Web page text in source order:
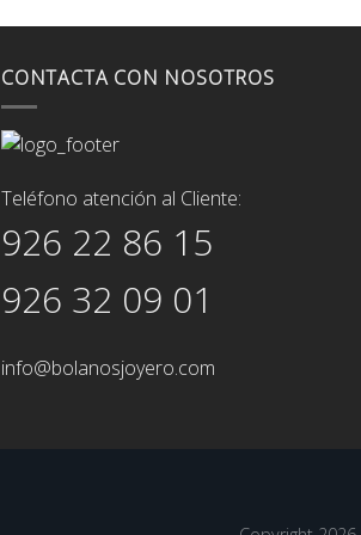
CONTACTA CON NOSOTROS
Teléfono atención al Cliente:
926 22 86 15
926 32 09 01
info@bolanosjoyero.com